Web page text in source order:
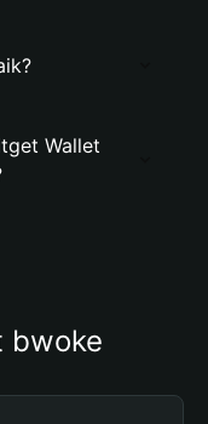
Wallet
bwoke